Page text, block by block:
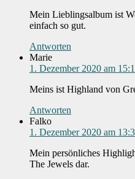
Mein Lieblingsalbum ist
einfach so gut.
Antworten
Marie
1. Dezember 2020 am
Meins ist Highland von
Antworten
Falko
1. Dezember 2020 am
Mein persönliches
The Jewels dar.